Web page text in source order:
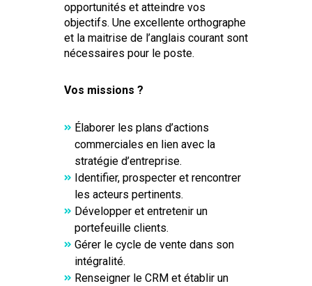
opportunités et atteindre vos
objectifs. Une excellente orthographe
et la maitrise de l’anglais courant sont
nécessaires pour le poste.
Vos missions ?
Élaborer les plans d’actions
commerciales en lien avec la
stratégie d’entreprise.
Identifier, prospecter et rencontrer
les acteurs pertinents.
Développer et entretenir un
portefeuille clients.
Gérer le cycle de vente dans son
intégralité.
Renseigner le CRM et établir un